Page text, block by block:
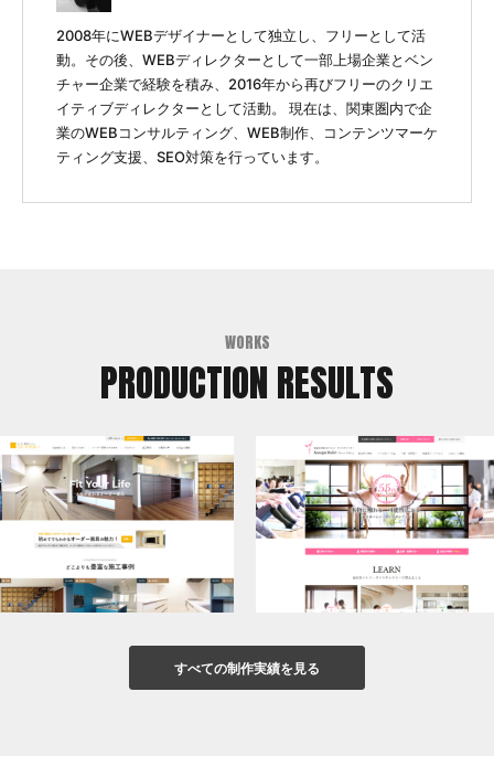
2008年にWEBデザイナーとして独立し、フリーとして活
動。その後、WEBディレクターとして一部上場企業とベン
チャー企業で経験を積み、2016年から再びフリーのクリエ
イティブディレクターとして活動。 現在は、関東圏内で企
業のWEBコンサルティング、WEB制作、コンテンツマーケ
ティング支援、SEO対策を行っています。
WORKS
PRODUCTION RESULTS
すべての制作実績を見る